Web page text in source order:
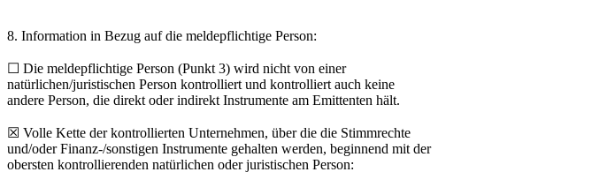
8. Information in Bezug auf die meldepflichtige Person:
☐ Die meldepflichtige Person (Punkt 3) wird nicht von einer
natürlichen/juristischen Person kontrolliert und kontrolliert auch keine
andere Person, die direkt oder indirekt Instrumente am Emittenten hält.
☒ Volle Kette der kontrollierten Unternehmen, über die die Stimmrechte
und/oder Finanz-/sonstigen Instrumente gehalten werden, beginnend mit der
obersten kontrollierenden natürlichen oder juristischen Person: